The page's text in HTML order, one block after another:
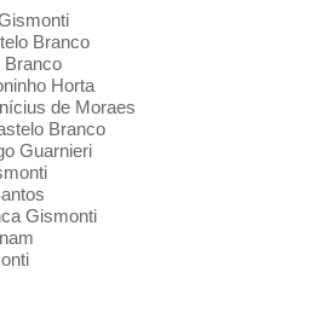
Branco
Branco
Horta
de Moraes
Branco
Guarnieri
Gismonti